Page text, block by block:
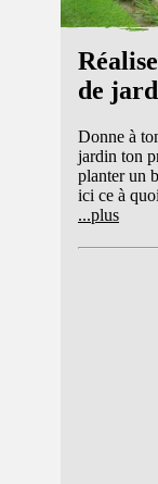
de
Donne à
jardin ton
planter un
ici ce à
...plus